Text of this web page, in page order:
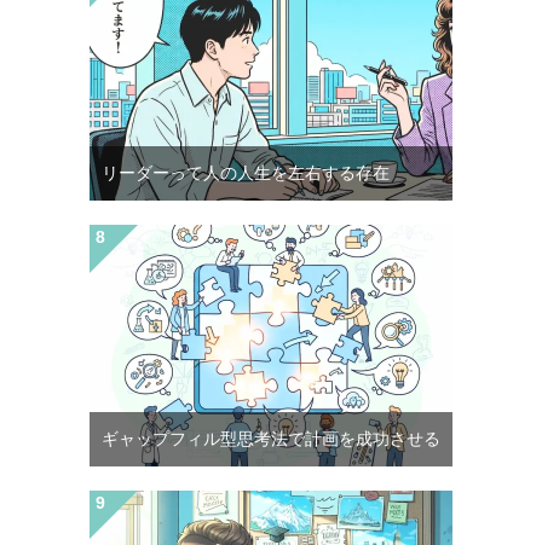
リーダーって人の人生を左右する存在
ギャップフィル型思考法で計画を成功させる